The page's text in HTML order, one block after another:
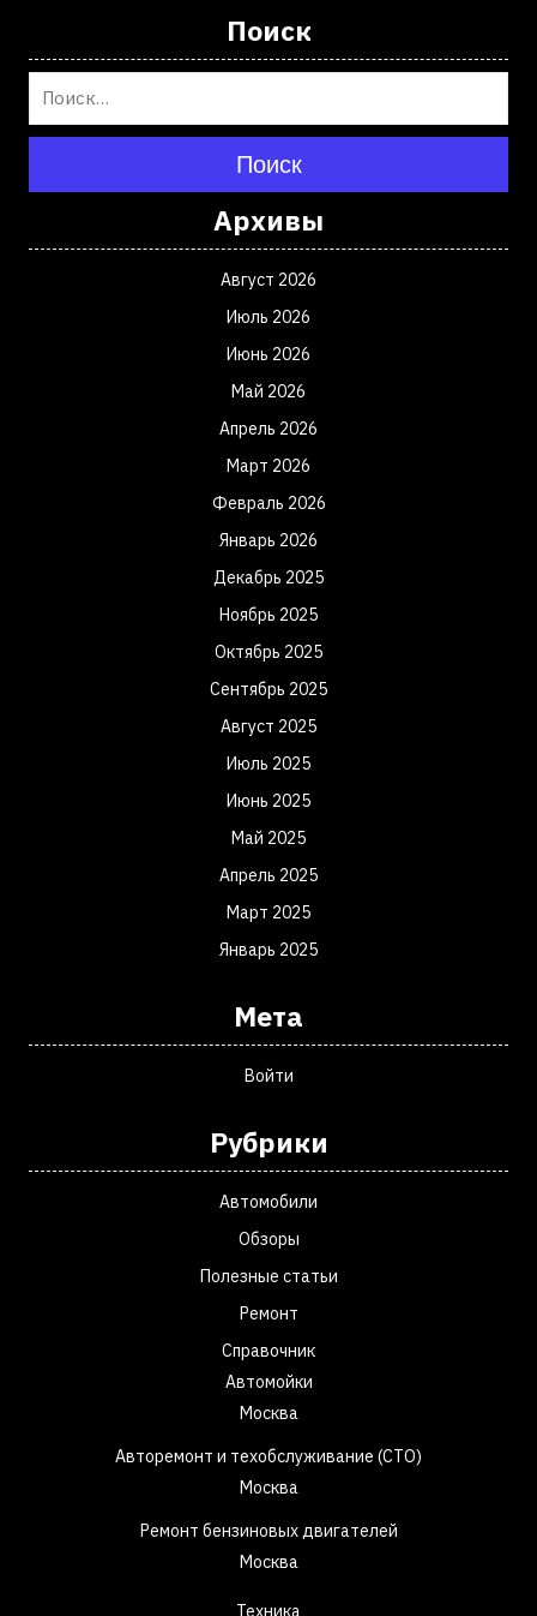
Поиск
Поиск
Архивы
Август 2026
Июль 2026
Июнь 2026
Май 2026
Апрель 2026
Март 2026
Февраль 2026
Январь 2026
Декабрь 2025
Ноябрь 2025
Октябрь 2025
Сентябрь 2025
Август 2025
Июль 2025
Июнь 2025
Май 2025
Апрель 2025
Март 2025
Январь 2025
Мета
Войти
Рубрики
Автомобили
Обзоры
Полезные статьи
Ремонт
Справочник
Автомойки
Москва
Авторемонт и техобслуживание (СТО)
Москва
Ремонт бензиновых двигателей
Москва